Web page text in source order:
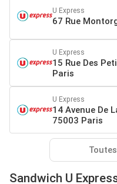
U Express
67 Rue
U Express
15 Rue Des
Paris
U Express
14 Avenue De
75003 Paris
Sandwich U